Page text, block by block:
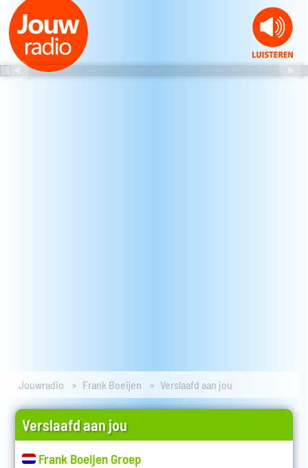
Jouwradio Frank Boeijen Verslaafd aan jou
Verslaafd aan jou
Frank Boeijen Groep